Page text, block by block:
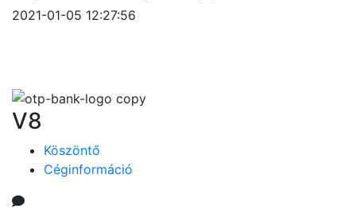
2021-01-05 12:27:56
V8
Köszöntő
Céginformáció